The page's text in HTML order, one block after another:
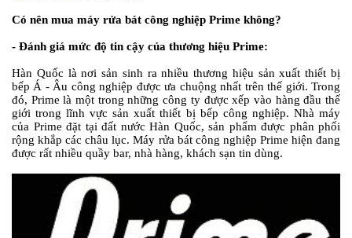
Có nên mua máy rửa bát công nghiệp Prime không?
- Đánh giá mức độ tin cậy của thương hiệu Prime:
Hàn Quốc là nơi sản sinh ra nhiều thương hiệu sản xuất thiết bị
bếp Á - Âu công nghiệp được ưa chuộng nhất trên thế giới. Trong
đó, Prime là một trong những công ty được xếp vào hàng đầu thế
giới trong lĩnh vực sản xuất thiết bị bếp công nghiệp. Nhà máy
của Prime đặt tại đất nước Hàn Quốc, sản phẩm được phân phối
rộng khắp các châu lục. Máy rửa bát công nghiệp Prime hiện đang
được rất nhiều quầy bar, nhà hàng, khách sạn tin dùng.